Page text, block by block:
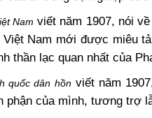
Nam viết năm 1907, nói
Nam mới được miêu
thần lạc quan nhất của
quốc dân hồnviết năm
phận của mình, tương trợ